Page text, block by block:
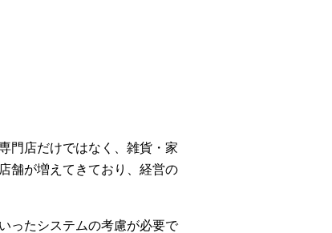
門店だけではなく、雑貨・家
舗が増えてきており、経営の
ったシステムの考慮が必要で